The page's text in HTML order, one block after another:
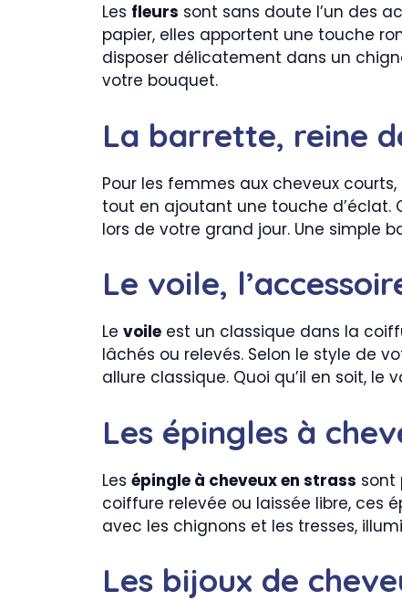
Les fleurs sont sans doute l’un des
papier, elles apportent une touche
disposer délicatement dans un
votre bouquet.
La barrette, reine
Pour les femmes aux cheveux courts,
tout en ajoutant une touche d’éclat.
lors de votre grand jour. Une simple
Le voile,
Le voile est un classique dans la
lâchés ou relevés. Selon le style de
allure classique. Quoi qu’il en soit,
Les épingles à
Les épingle à cheveux en strass sont
coiffure relevée ou laissée libre, ces
avec les chignons et les tresses,
Les bijoux de